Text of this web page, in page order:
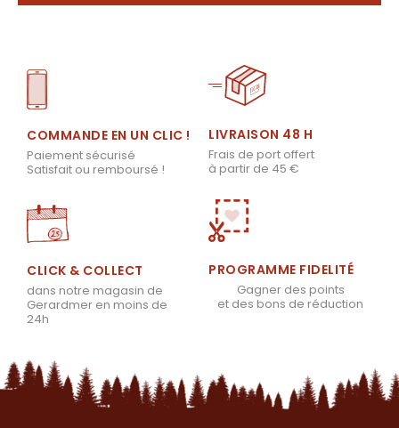
COMMANDE EN UN CLIC !
Paiement sécurisé
Satisfait ou remboursé !
LIVRAISON 48 H
Frais de port offert
à partir de 45 €
CLICK & COLLECT
dans notre magasin de
Gerardmer en moins de
24h
PROGRAMME FIDELITÉ
Gagner des points
et des bons de réduction